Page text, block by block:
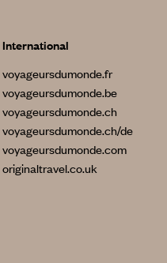
International
voyageursdumonde.fr
voyageursdumonde.be
voyageursdumonde.ch
voyageursdumonde.ch/de
voyageursdumonde.com
originaltravel.co.uk